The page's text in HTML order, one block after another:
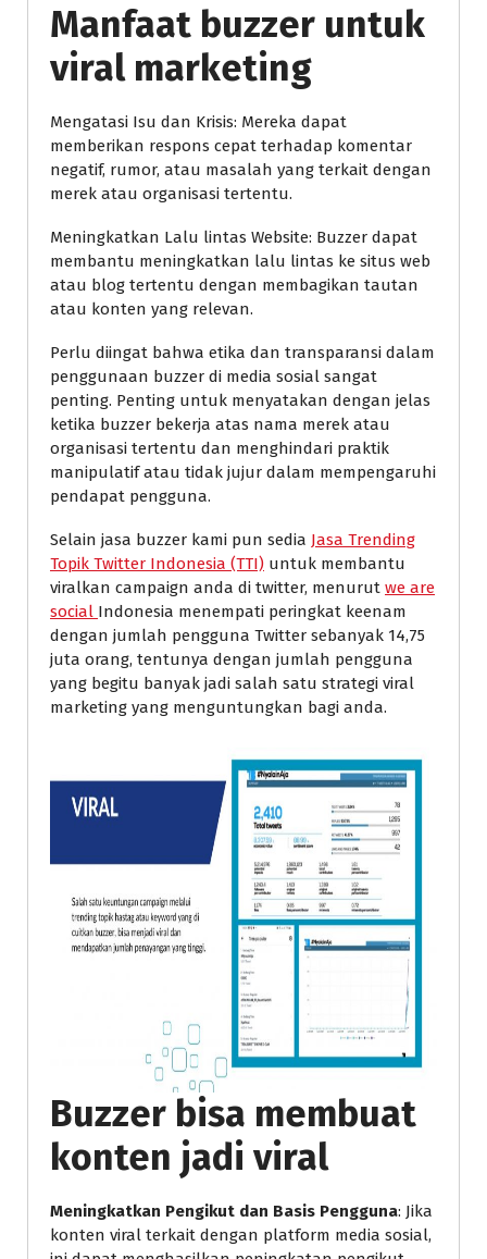
Manfaat buzzer untuk
viral marketing
Mengatasi Isu dan Krisis: Mereka dapat
memberikan respons cepat terhadap komentar
negatif, rumor, atau masalah yang terkait dengan
merek atau organisasi tertentu.
Meningkatkan Lalu lintas Website: Buzzer dapat
membantu meningkatkan lalu lintas ke situs web
atau blog tertentu dengan membagikan tautan
atau konten yang relevan.
Perlu diingat bahwa etika dan transparansi dalam
penggunaan buzzer di media sosial sangat
penting. Penting untuk menyatakan dengan jelas
ketika buzzer bekerja atas nama merek atau
organisasi tertentu dan menghindari praktik
manipulatif atau tidak jujur dalam mempengaruhi
pendapat pengguna.
Selain jasa buzzer kami pun sedia Jasa Trending
Topik Twitter Indonesia (TTI) untuk membantu
viralkan campaign anda di twitter, menurut we are
social Indonesia menempati peringkat keenam
dengan jumlah pengguna Twitter sebanyak 14,75
juta orang, tentunya dengan jumlah pengguna
yang begitu banyak jadi salah satu strategi viral
marketing yang menguntungkan bagi anda.
Buzzer bisa membuat
konten jadi viral
Meningkatkan Pengikut dan Basis Pengguna: Jika
konten viral terkait dengan platform media sosial,